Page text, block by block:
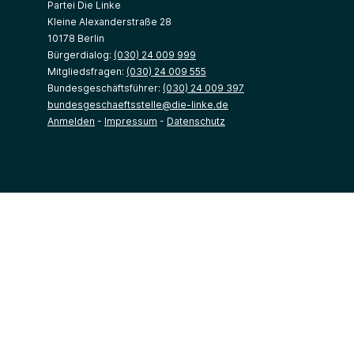
Partei Die Linke
Kleine Alexanderstraße 28
10178 Berlin
Bürgerdialog: (030) 24 009 999
Mitgliedsfragen: (030) 24 009 555
Bundesgeschäftsführer: (030) 24 009 397
bundesgeschaeftsstelle@die-linke.de
Anmelden - Impressum - Datenschutz